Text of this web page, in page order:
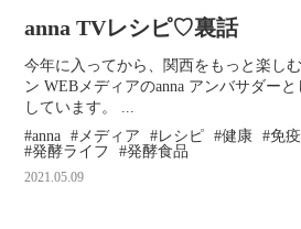
anna TVレシピ♡裏話
今年に入ってから、関西をもっと楽し
ン WEBメディアのanna アンバサダー
しています。 ...
anna
メディア レシピ 健康 免
発酵ライフ
発酵食品
2021.05.09